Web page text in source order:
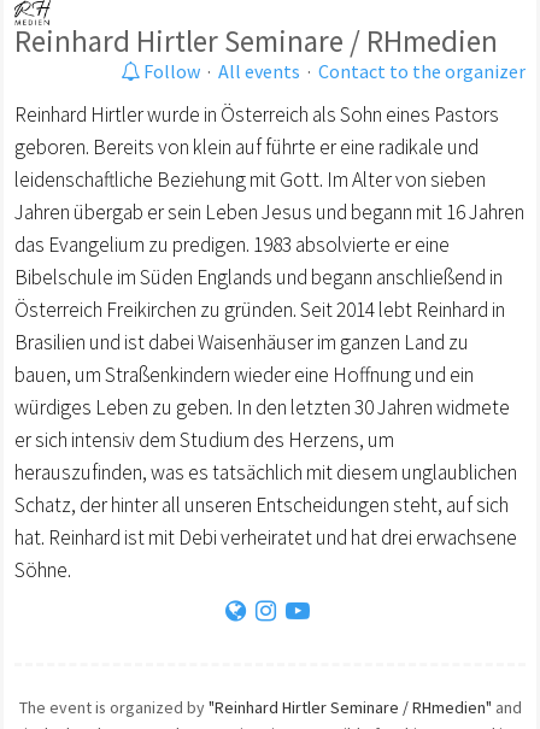
Reinhard Hirtler Seminare / RHmedien
Follow · All events · Contact to the organizer
Reinhard Hirtler wurde in Österreich als Sohn eines Pastors
geboren. Bereits von klein auf führte er eine radikale und
leidenschaftliche Beziehung mit Gott. Im Alter von sieben
Jahren übergab er sein Leben Jesus und begann mit 16 Jahren
das Evangelium zu predigen. 1983 absolvierte er eine
Bibelschule im Süden Englands und begann anschließend in
Österreich Freikirchen zu gründen. Seit 2014 lebt Reinhard in
Brasilien und ist dabei Waisenhäuser im ganzen Land zu
bauen, um Straßenkindern wieder eine Hoffnung und ein
würdiges Leben zu geben. In den letzten 30 Jahren widmete
er sich intensiv dem Studium des Herzens, um
herauszufinden, was es tatsächlich mit diesem unglaublichen
Schatz, der hinter all unseren Entscheidungen steht, auf sich
hat. Reinhard ist mit Debi verheiratet und hat drei erwachsene
Söhne.
The event is organized by"Reinhard Hirtler Seminare / RHmedien" and